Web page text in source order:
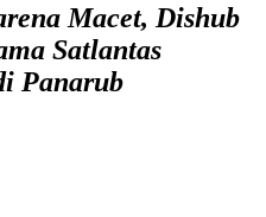
Macet, Dishub
Satlantas
Panarub